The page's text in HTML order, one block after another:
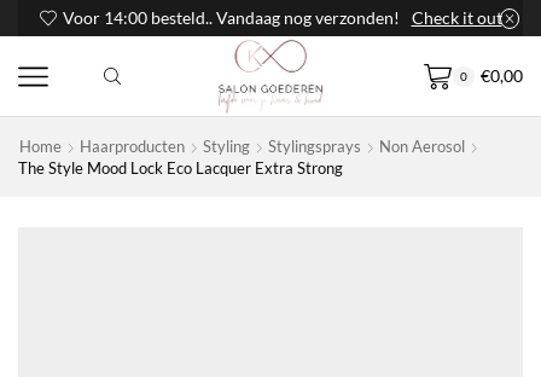
Voor 14:00 besteld.. Vandaag nog verzonden! Check it out
0 €0,00
Home Haarproducten Styling Stylingsprays
Non Aerosol
The Style Mood Lock Eco Lacquer Extra Strong